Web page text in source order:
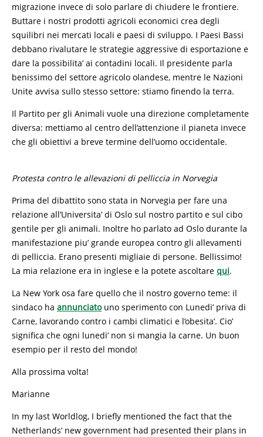
migrazione invece di solo parlare di chiudere le frontiere.
Buttare i nostri prodotti agricoli economici crea degli
squilibri nei mercati locali e paesi di sviluppo. I Paesi Bassi
debbano rivalutare le strategie aggressive di esportazione e
dare la possibilita’ ai contadini locali. Il presidente parla
benissimo del settore agricolo olandese, mentre le Nazioni
Unite avvisa sullo stesso settore: stiamo finendo la terra.
Il Partito per gli Animali vuole una direzione completamente
diversa: mettiamo al centro dell’attenzione il pianeta invece
che gli obiettivi a breve termine dell’uomo occidentale.
Protesta contro le allevazioni di pelliccia in Norvegia
Prima del dibattito sono stata in Norvegia per fare una
relazione all’Universita’ di Oslo sul nostro partito e sul cibo
gentile per gli animali. Inoltre ho parlato ad Oslo durante la
manifestazione piu’ grande europea contro gli allevamenti
di pelliccia. Erano presenti migliaie di persone. Bellissimo!
La mia relazione era in inglese e la potete ascoltare qui.
La New York osa fare quello che il nostro governo teme: il
sindaco ha annunciatouno sperimento con Lunedi’ priva di
Carne, lavorando contro i cambi climatici e l’obesita’. Cio’
significa che ogni lunedi’ non si mangia la carne. Un buon
esempio per il resto del mondo!
Alla prossima volta!
Marianne
In my last Worldlog, I briefly mentioned the fact that the
Netherlands’ new government had presented their plans in